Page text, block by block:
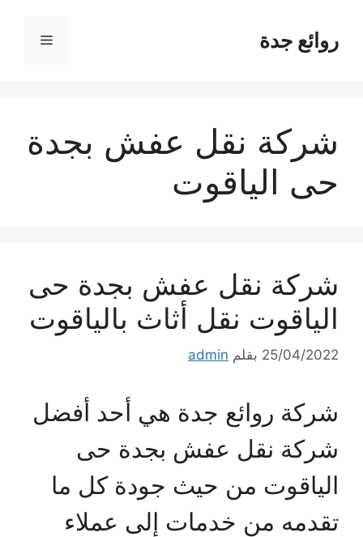
المحتوىروائع جدة القائمة
شركة نقل عفش بجدة
حى الياقوت
شركة نقل عفش بجدة حى
الياقوت نقل أثاث بالياقوت
25/04/2022 بقلم admin
شركة روائع جدة هي أحد أفضل
شركة نقل عفش بجدة حى
الياقوت من حيث جودة كل ما
تقدمه من خدمات إلى عملاء